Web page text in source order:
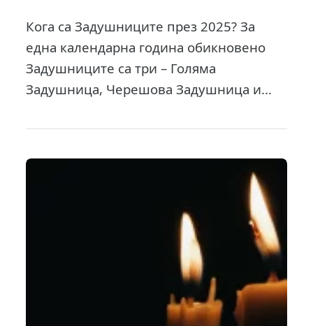
Кога са Задушниците през 2025? За
една календарна година обикновено
Задушниците са три – Голяма
Задушница, Черешова Задушница и...